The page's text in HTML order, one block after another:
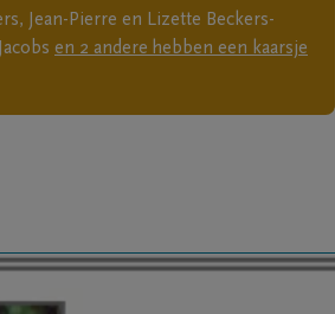
Jean-Pierre en Lizette Beckers-
en 2 andere hebben een kaarsje